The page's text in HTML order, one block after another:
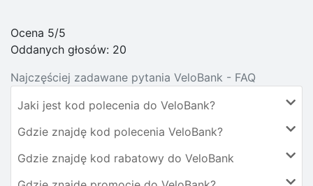
Ocena 5/5
Oddanych głosów: 20
Najczęściej zadawane pytania VeloBank - FAQ
Jaki jest kod polecenia do VeloBank?
Gdzie znajdę kod polecenia VeloBank?
Gdzie znajdę kod rabatowy do VeloBank